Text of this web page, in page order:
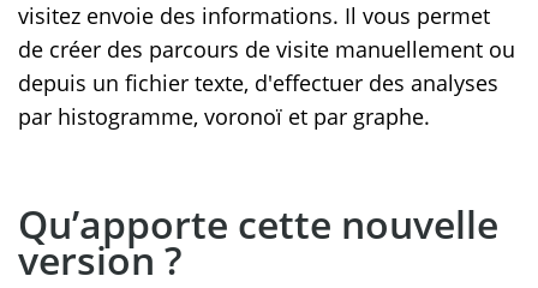
visitez envoie des informations. Il vous permet
de créer des parcours de visite manuellement ou
depuis un fichier texte, d'effectuer des analyses
par histogramme, voronoï et par graphe.
Qu’apporte cette nouvelle
version ?